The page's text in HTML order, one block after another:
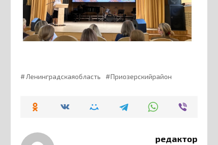
Ленинградскаяобласть Приозерскийрайон
редактор